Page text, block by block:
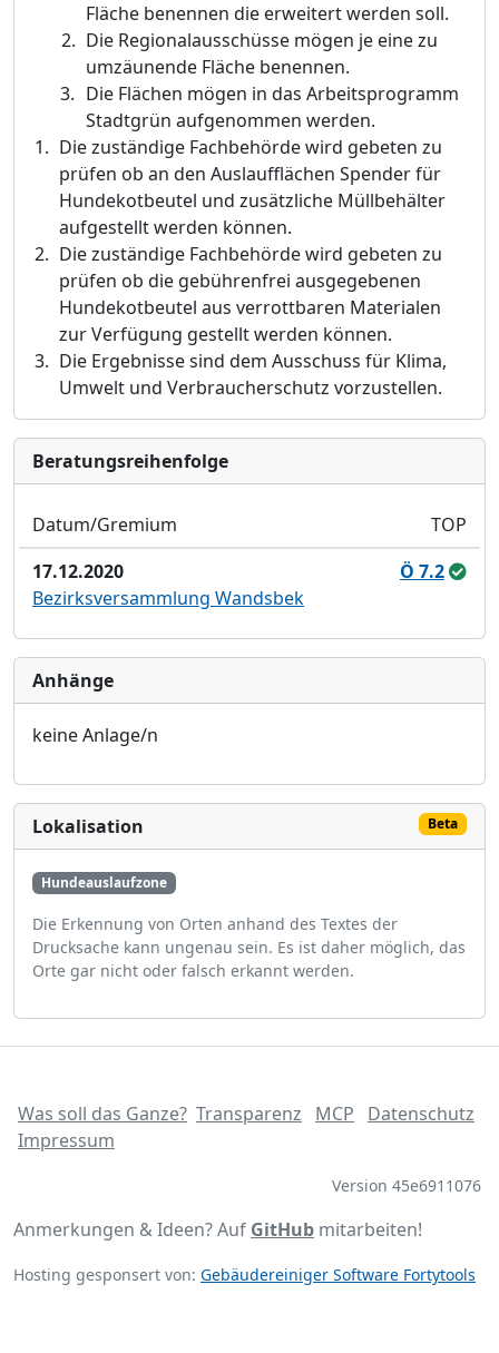
Fläche benennen die erweitert werden soll.
Die Regionalausschüsse mögen je eine zu
umzäunende Fläche benennen.
Die Flächen mögen in das Arbeitsprogramm
Stadtgrün aufgenommen werden.
Die zuständige Fachbehörde wird gebeten zu
prüfen ob an den Auslaufflächen Spender für
Hundekotbeutel und zusätzliche Müllbehälter
aufgestellt werden können.
Die zuständige Fachbehörde wird gebeten zu
prüfen ob die gebührenfrei ausgegebenen
Hundekotbeutel aus verrottbaren Materialen
zur Verfügung gestellt werden können.
DieErgebnisse sind dem Ausschuss für Klima,
Umwelt und Verbraucherschutz vorzustellen.
Bera­tungs­reihen­folge
Datum/Gremium
TOP
17.12.2020
Ö 7.2
Bezirksversammlung Wandsbek
Anhänge
keine Anlage/n
Lokalisation Beta
Hundeauslaufzone
Die Erkennung von Orten anhand des Textes der
Drucksache kann ungenau sein. Es ist daher möglich, das
Orte gar nicht oder falsch erkannt werden.
Was soll das Ganze? Transparenz MCP
Datenschutz
Impressum
Version 45e6911076
Anmerkungen & Ideen? Auf GitHub mitarbeiten!
Hosting gesponsert von: Gebäudereiniger Software Fortytools